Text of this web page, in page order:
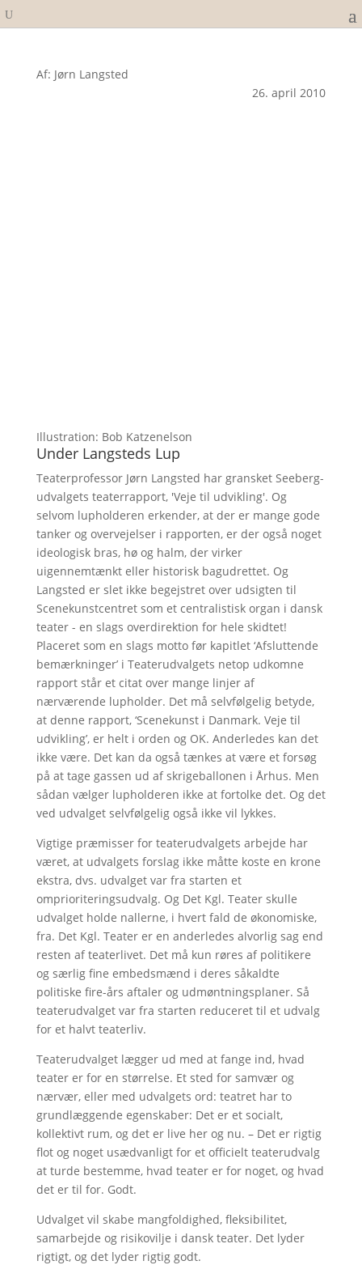
Af: Jørn Langsted
26. april 2010
Illustration: Bob Katzenelson
Under Langsteds Lup
Teaterprofessor Jørn Langsted har gransket Seeberg-
udvalgets teaterrapport, 'Veje til udvikling'. Og
selvom lupholderen erkender, at der er mange gode
tanker og overvejelser i rapporten, er der også noget
ideologisk bras, hø og halm, der virker
uigennemtænkt eller historisk bagudrettet. Og
Langsted er slet ikke begejstret over udsigten til
Scenekunstcentret som et centralistisk organ i dansk
teater - en slags overdirektion for hele skidtet!
Placeret som en slags motto før kapitlet ‘Afsluttende
bemærkninger’ i Teaterudvalgets netop udkomne
rapport står et citat over mange linjer af
nærværende lupholder. Det må selvfølgelig betyde,
at denne rapport, ‘Scenekunst i Danmark. Veje til
udvikling’, er helt i orden og OK. Anderledes kan det
ikke være. Det kan da også tænkes at være et forsøg
på at tage gassen ud af skrigeballonen i Århus. Men
sådan vælger lupholderen ikke at fortolke det. Og det
ved udvalget selvfølgelig også ikke vil lykkes.
Vigtige præmisser for teaterudvalgets arbejde har
været, at udvalgets forslag ikke måtte koste en krone
ekstra, dvs. udvalget var fra starten et
omprioriteringsudvalg. Og Det Kgl. Teater skulle
udvalget holde nallerne, i hvert fald de økonomiske,
fra. Det Kgl. Teater er en anderledes alvorlig sag end
resten af teaterlivet. Det må kun røres af politikere
og særlig fine embedsmænd i deres såkaldte
politiske fire-års aftaler og udmøntningsplaner. Så
teaterudvalget var fra starten reduceret til et udvalg
for et halvt teaterliv.
Teaterudvalget lægger ud med at fange ind, hvad
teater er for en størrelse. Et sted for samvær og
nærvær, eller med udvalgets ord: teatret har to
grundlæggende egenskaber: Det er et socialt,
kollektivt rum, og det er live her og nu. – Det er rigtig
flot og noget usædvanligt for et officielt teaterudvalg
at turde bestemme, hvad teater er for noget, og hvad
det er til for. Godt.
Udvalget vil skabe mangfoldighed, fleksibilitet,
samarbejde og risikovilje i dansk teater. Det lyder
rigtigt, og det lyder rigtig godt.